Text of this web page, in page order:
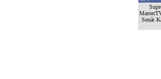
Senát